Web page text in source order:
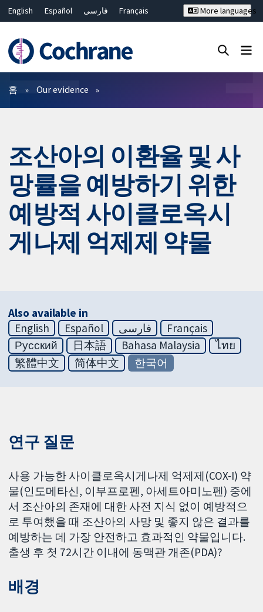
English Español فارسی
Français
Bahasa Malaysia
ไทย
繁體中文
简体中文
More languages
필터
홈 Our evidence
조산아의 이환율 및 사
망률을 예방하기 위한
예방적 사이클로옥시
게나제 억제제 약물
Also available in
English
Español فارسی
Français
Русский
日本語 Bahasa Malaysia
ไทย
繁體中文
简体中文 한국어
연구 질문
사용 가능한 사이클로옥시게나제 억제제(COX-I) 약
물(인도메타신, 이부프로펜, 아세트아미노펜) 중에
서 조산아의 존재에 대한 사전 지식 없이 예방적으
로 투여했을 때 조산아의 사망 및 좋지 않은 결과를
예방하는 데 가장 안전하고 효과적인 약물입니다.
출생 후 첫 72시간 이내에 동맥관 개존(PDA)?
배경